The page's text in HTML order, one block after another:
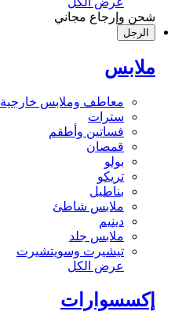
شحن وإرجاع مجاني
الرجل
ملابس
معاطف وملابس خارجية
سترات
فساتين وأطقم
قمصان
بولو
تريكو
بناطيل
ملابس شاطئ
دينيم
ملابس جلد
تيشيرت وسويتشيرت
عرض الكل
إكسسوارات